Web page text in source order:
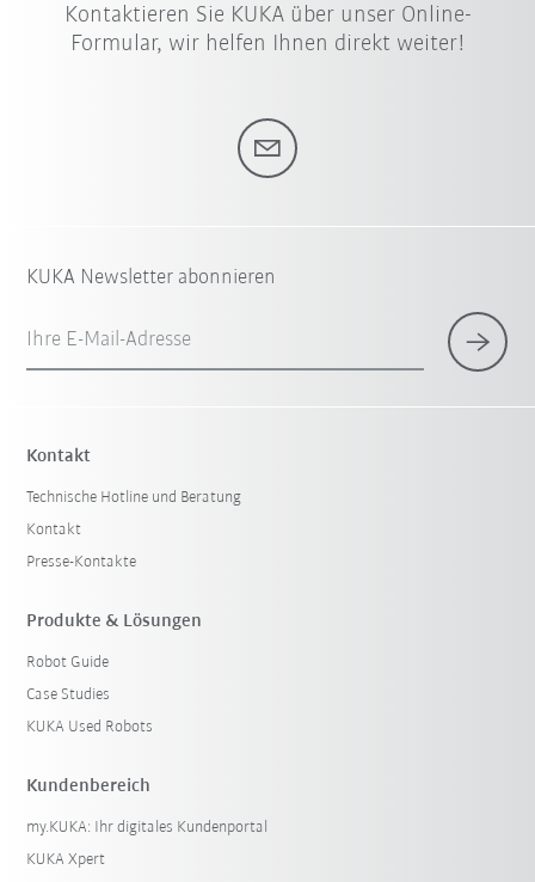
Kontaktieren Sie KUKA über unser Online-
Formular, wir helfen Ihnen direkt weiter!
KUKA Newsletter abonnieren
Ihre E-Mail-Adresse
Kontakt
Technische Hotline und Beratung
Kontakt
Presse-Kontakte
Produkte & Lösungen
Robot Guide
Case Studies
KUKA Used Robots
Kundenbereich
my.KUKA: Ihr digitales Kundenportal
KUKA Xpert